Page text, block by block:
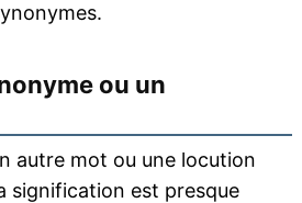
ou un
autre mot ou une locution
signification est presque